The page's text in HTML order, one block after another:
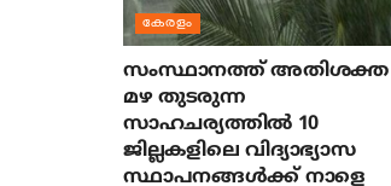
കേരളം
സംസ്ഥാനത്ത് അതിശക്ത
മഴ തുടരുന്ന
സാഹചര്യത്തിൽ 10
ജില്ലകളിലെ വിദ്യാഭ്യാസ
സ്ഥാപനങ്ങൾക്ക് നാളെ